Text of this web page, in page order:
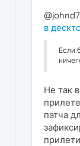
в
Если
Не так
патча